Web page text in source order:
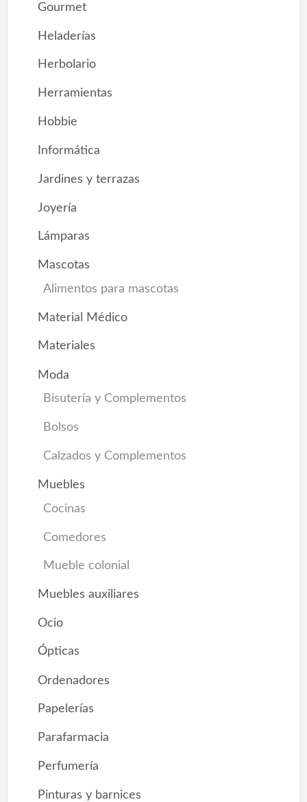
Gourmet
Heladerías
Herbolario
Herramientas
Hobbie
Informática
Jardines y terrazas
Joyería
Lámparas
Mascotas
Alimentos para mascotas
Material Médico
Materiales
Moda
Bisutería y Complementos
Bolsos
Calzados y Complementos
Muebles
Cocinas
Comedores
Mueble colonial
Muebles auxiliares
Ocio
Ópticas
Ordenadores
Papelerías
Parafarmacia
Perfumería
Pinturas y barnices